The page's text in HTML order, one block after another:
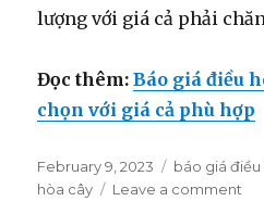
lượng với giá cả phải
Đọc thêm:Báo giá điều
chọn với giá cả phù hợp
Posted
on
February 9, 2023 Categories
báo giá
hòa cây
Leave a comment